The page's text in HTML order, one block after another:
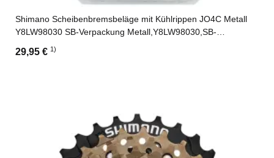
Shimano Scheibenbremsbeläge mit Kühlrippen JO4C Metall
Y8LW98030 SB-Verpackung Metall,Y8LW98030,SB-
Verpackung
29,95 € 1)